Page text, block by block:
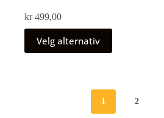
kr499,00
Velg alternativ
1 2